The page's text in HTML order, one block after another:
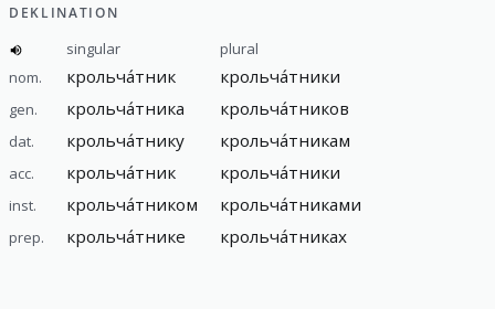
DEKLINATION
singular
plural
nom.
крольча́тник крольча́тники
gen. крольча́тника крольча́тников
dat. крольча́тнику крольча́тникам
acc. крольча́тник крольча́тники
inst. крольча́тником крольча́тниками
prep. крольча́тнике крольча́тниках